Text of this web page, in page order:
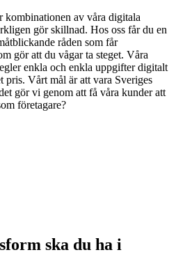
kombinationen av våra digitala
gör skillnad. Hos oss får du en
råden som får
gör att du vågar ta steget. Våra
enkla och enkla uppgifter digitalt
pris. Vårt mål är att vara Sveriges
gör vi genom att få våra kunder att
företagare?
ska du ha i